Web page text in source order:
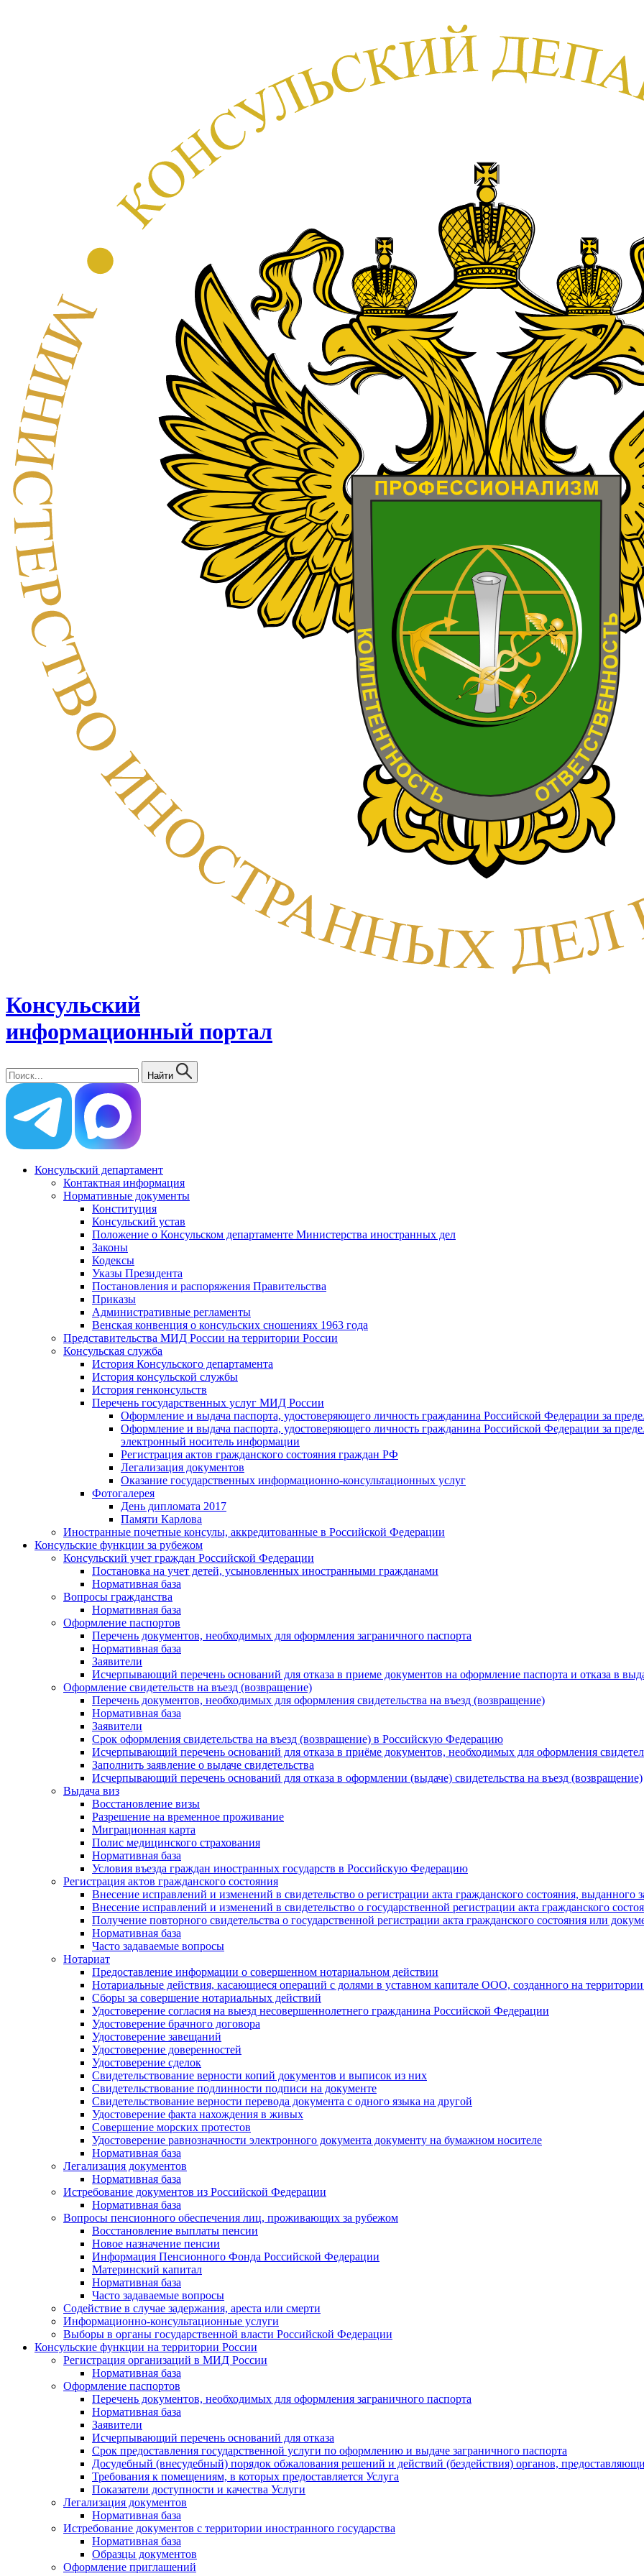
Консульский
информационный портал
Найти
Консульский департамент
Контактная информация
Нормативные документы
Конституция
Консульский устав
Положение о Консульском департаменте Министерства иностранных дел
Законы
Кодексы
Указы Президента
Постановления и распоряжения Правительства
Приказы
Административные регламенты
Венская конвенция о консульских сношениях 1963 года
Представительства МИД России на территории России
Консульская служба
История Консульского департамента
История консульской службы
История генконсульств
Перечень государственных услуг МИД России
Оформление и выдача паспорта, удостоверяющего личность гражданина Российской Федерации за
Оформление и выдача паспорта, удостоверяющего личность гражданина Российской Федерации за
электронный носитель информации
Регистрация актов гражданского состояния граждан РФ
Легализация документов
Оказание государственных информационно-консультационных услуг
Фотогалерея
День дипломата 2017
Памяти Карлова
Иностранные почетные консулы, аккредитованные в Российской Федерации
Консульские функции за рубежом
Консульский учет граждан Российской Федерации
Постановка на учет детей, усыновленных иностранными гражданами
Нормативная база
Вопросы гражданства
Нормативная база
Оформление паспортов
Перечень документов, необходимых для оформления заграничного паспорта
Нормативная база
Заявители
Исчерпывающий перечень оснований для отказа в приеме документов на оформление паспорта и отказа в
Оформление свидетельств на въезд (возвращение)
Перечень документов, необходимых для оформления свидетельства на въезд (возвращение)
Нормативная база
Заявители
Срок оформления свидетельства на въезд (возвращение) в Российскую Федерацию
Исчерпывающий перечень оснований для отказа в приёме документов, необходимых для оформления
Заполнить заявление о выдаче свидетельства
Исчерпывающий перечень оснований для отказа в оформлении (выдаче) свидетельства на въезд (возвращение)
Выдача виз
Восстановление визы
Разрешение на временное проживание
Миграционная карта
Полис медицинского страхования
Нормативная база
Условия въезда граждан иностранных государств в Российскую Федерацию
Регистрация актов гражданского состояния
Внесение исправлений и изменений в свидетельство о регистрации акта гражданского состояния, выданного
Внесение исправлений и изменений в свидетельство о государственной регистрации акта гражданского
Получение повторного свидетельства о государственной регистрации акта гражданского состояния или
Нормативная база
Часто задаваемые вопросы
Нотариат
Предоставление информации о совершенном нотариальном действии
Нотариальные действия, касающиеся операций с долями в уставном капитале ООО, созданного на
Сборы за совершение нотариальных действий
Удостоверение согласия на выезд несовершеннолетнего гражданина Российской Федерации
Удостоверение брачного договора
Удостоверение завещаний
Удостоверение доверенностей
Удостоверение сделок
Свидетельствование верности копий документов и выписок из них
Свидетельствование подлинности подписи на документе
Свидетельствование верности перевода документа с одного языка на другой
Удостоверение факта нахождения в живых
Совершение морских протестов
Удостоверение равнозначности электронного документа документу на бумажном носителе
Нормативная база
Легализация документов
Нормативная база
Истребование документов из Российской Федерации
Нормативная база
Вопросы пенсионного обеспечения лиц, проживающих за рубежом
Восстановление выплаты пенсии
Новое назначение пенсии
Информация Пенсионного Фонда Российской Федерации
Материнский капитал
Нормативная база
Часто задаваемые вопросы
Содействие в случае задержания, ареста или смерти
Информационно-консультационные услуги
Выборы в органы государственной власти Российской Федерации
Консульские функции на территории России
Регистрация организаций в МИД России
Нормативная база
Оформление паспортов
Перечень документов, необходимых для оформления заграничного паспорта
Нормативная база
Заявители
Исчерпывающий перечень оснований для отказа
Срок предоставления государственной услуги по оформлению и выдаче заграничного паспорта
Досудебный (внесудебный) порядок обжалования решений и действий (бездействия) органов,
Требования к помещениям, в которых предоставляется Услуга
Показатели доступности и качества Услуги
Легализация документов
Нормативная база
Истребование документов с территории иностранного государства
Нормативная база
Образцы документов
Оформление приглашений